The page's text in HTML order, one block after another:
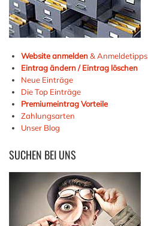
Website anmelden& Anmeldetipps
Eintrag ändern / Eintrag löschen
Neue Einträge
Die Top Einträge
Premiumeintrag Vorteile
Zahlungsarten
Unser Blog
SUCHEN BEI UNS